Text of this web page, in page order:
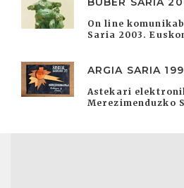
On line
Saria 2003.
ARGIA SARIA
Astekari
Merezimenduzko